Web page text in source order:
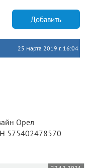
Добавить
25 марта 2019 г. 16:04
575402478570